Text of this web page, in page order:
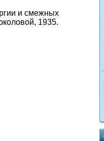
и смежных
1935.